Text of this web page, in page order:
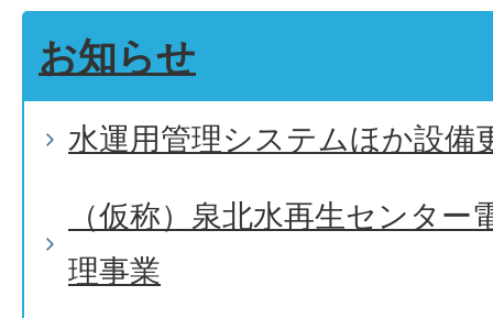
お知らせ
水運用管理システムほか設備
（仮称）泉北水再生センター
理事業